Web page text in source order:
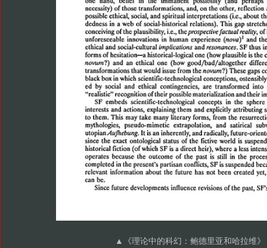
▲ 《理论中的科幻：鲍德里亚和哈拉维》